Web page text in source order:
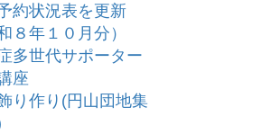
約状況表を更新
８年１０月分）
多世代サポーター
座
り作り(円山団地集